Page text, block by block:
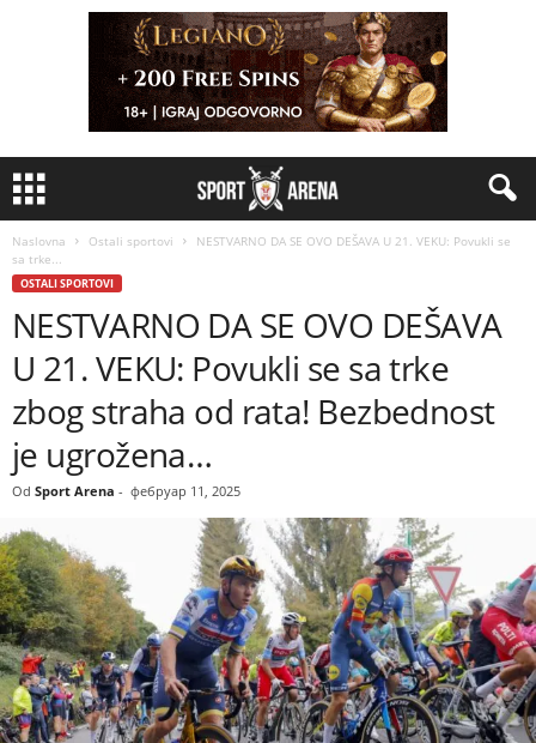
Naslovna Ostali sportovi
NESTVARNO DA SE OVO DEŠAVA U 21. VEKU: Povukli se
sa trke...
OSTALI SPORTOVI
NESTVARNO DA SE OVO DEŠAVA
U 21. VEKU: Povukli se sa trke
zbog straha od rata! Bezbednost
je ugrožena…
Od Sport Arena - фебруар 11, 2025